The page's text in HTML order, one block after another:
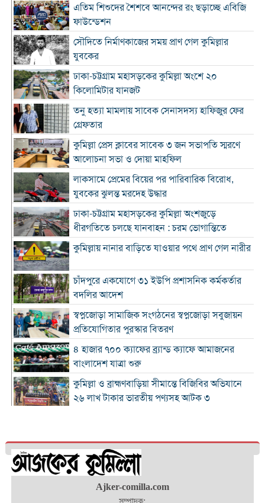
এতিম শিশুদের শৈশবে আনন্দের রং ছড়াচ্ছে এবিজি
ফাউন্ডেশন
সৌদিতে নির্মাণকাজের সময় প্রাণ গেল কুমিল্লার
যুবকের
ঢাকা-চট্টগ্রাম মহাসড়কের কুমিল্লা অংশে ২০
কিলোমিটার যানজট
তনু হত্যা মামলায় সাবেক সেনাসদস্য হাফিজুর ফের
গ্রেফতার
কুমিল্লা প্রেস ক্লাবের সাবেক ৩ জন সভাপতি স্মরণে
আলোচনা সভা ও দোয়া মাহফিল
লাকসামে প্রেমের বিয়ের পর পারিবারিক বিরোধ,
যুবকের ঝুলন্ত মরদেহ উদ্ধার
ঢাকা-চট্টগ্রাম মহাসড়কের কুমিল্লা অংশজুড়ে
ধীরগতিতে চলছে যানবাহন : চরম ভোগান্তিতে
কুমিল্লায় নানার বাড়িতে যাওয়ার পথে প্রাণ গেল নারীর
চাঁদপুরে একযোগে ৩১ ইউপি প্রশাসনিক কর্মকর্তার
বদলির আদেশ
স্বপ্নজোড়া সামাজিক সংগঠনের স্বপ্নজোড়া সবুজায়ন
প্রতিযোগিতার পুরস্কার বিতরণ
৪ হাজার ৭০০ ক্যাফের ব্র্যান্ড ক্যাফে আমাজনের
বাংলাদেশ যাত্রা শুরু
কুমিল্লা ও ব্রাহ্মণবাড়িয়া সীমান্তে বিজিবির অভিযানে
২৬ লাখ টাকার ভারতীয় পণ্যসহ আটক ৩
চাঁদপুরে মাদক বিরোধী অভিযানে নিরীহ প্রবাসীর মৃত্যু
: দীর্ঘ সময় সড়ক অবরোধ
অর্থনীতিতে বড় লাফ: ২০২৯ সালের মধ্যেই ৫.১
Ajker-comilla.com
সম্পাদক: